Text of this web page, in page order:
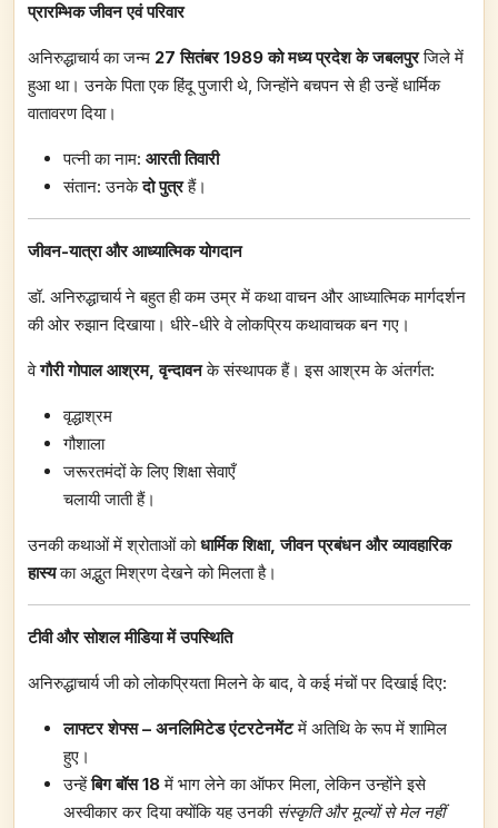
प्रारम्भिक जीवन एवं परिवार
अनिरुद्धाचार्य का जन्म 27सितंबर1989को मध्य प्रदेश के जबलपुरजिले में
हुआ था। उनके पिता एक हिंदू पुजारी थे, जिन्होंने बचपन से ही उन्हें धार्मिक
वातावरण दिया।
पत्नी का नाम: आरती तिवारी
संतान: उनकेदो पुत्रहैं।
जीवन-यात्रा और आध्यात्मिक योगदान
डॉ. अनिरुद्धाचार्य ने बहुत ही कम उम्र में कथा वाचन और आध्यात्मिक मार्गदर्शन
की ओर रुझान दिखाया। धीरे-धीरे वे लोकप्रिय कथावाचक बन गए।
वेगौरी गोपाल आश्रम,वृन्दावनके संस्थापक हैं। इस आश्रम के अंतर्गत:
वृद्धाश्रम
गौशाला
जरूरतमंदों के लिए शिक्षा सेवाएँ
चलायी जाती हैं।
उनकी कथाओं में श्रोताओं कोधार्मिक शिक्षा,जीवन प्रबंधन और व्यावहारिक
हास्यका अद्भुत मिश्रण देखने को मिलता है।
टीवी और सोशल मीडिया में उपस्थिति
अनिरुद्धाचार्य जी को लोकप्रियता मिलने के बाद, वे कई मंचों पर दिखाई दिए:
लाफ्टर शेफ्स– अनलिमिटेड एंटरटेनमेंटमें अतिथि के रूप में शामिल
हुए।
उन्हेंबिग बॉस18में भाग लेने का ऑफर मिला, लेकिन उन्होंने इसे
अस्वीकार कर दिया क्योंकि यह उनकी संस्कृति और मूल्यों से मेल नहीं